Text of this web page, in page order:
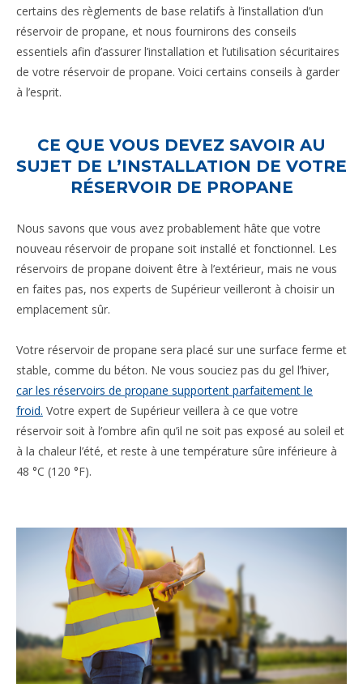
certains des règlements de base relatifs à l’installation d’un
réservoir de propane, et nous fournirons des conseils
essentiels afin d’assurer l’installation et l’utilisation sécuritaires
de votre réservoir de propane. Voici certains conseils à garder
à l’esprit.
CE QUE VOUS DEVEZ SAVOIR AU
SUJET DE L’INSTALLATION DE VOTRE
RÉSERVOIR DE PROPANE
Nous savons que vous avez probablement hâte que votre
nouveau réservoir de propane soit installé et fonctionnel. Les
réservoirs de propane doivent être à l’extérieur, mais ne vous
en faites pas, nos experts de Supérieur veilleront à choisir un
emplacement sûr.
Votre réservoir de propane sera placé sur une surface ferme et
stable, comme du béton. Ne vous souciez pas du gel l’hiver,
car les réservoirs de propane supportent parfaitement le
froid. Votre expert de Supérieur veillera à ce que votre
réservoir soit à l’ombre afin qu’il ne soit pas exposé au soleil et
à la chaleur l’été, et reste à une température sûre inférieure à
48 °C (120 °F).